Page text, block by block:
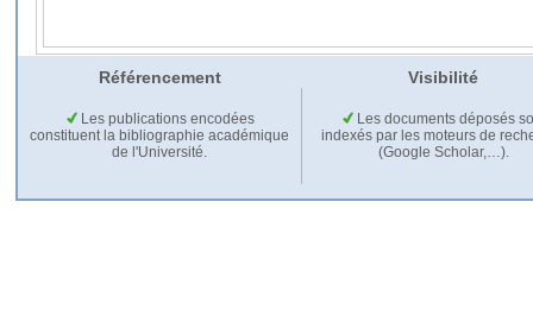
Référencement Visibilité
Les publications encodées
constituent la bibliographie académique
de l'Université.
Les documents déposés
indexés par les moteurs de
(Google Scholar,…).